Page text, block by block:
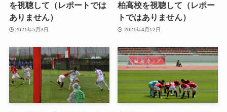
を視聴して（レポートでは
ありません）
2021年5月3日
柏高校を視聴して（レポー
トではありません）
2021年4月12日